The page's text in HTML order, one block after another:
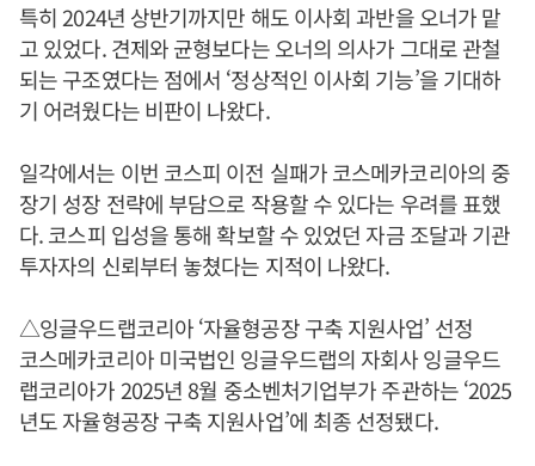
특히 2024년 상반기까지만 해도 이사회 과반을 오너가 맡
고 있었다. 견제와 균형보다는 오너의 의사가 그대로 관철
되는 구조였다는 점에서 ‘정상적인 이사회 기능’을 기대하
기 어려웠다는 비판이 나왔다.
일각에서는 이번 코스피 이전 실패가 코스메카코리아의 중
장기 성장 전략에 부담으로 작용할 수 있다는 우려를 표했
다. 코스피 입성을 통해 확보할 수 있었던 자금 조달과 기관
투자자의 신뢰부터 놓쳤다는 지적이 나왔다.
△잉글우드랩코리아 ‘자율형공장 구축 지원사업’ 선정
코스메카코리아 미국법인 잉글우드랩의 자회사 잉글우드
랩코리아가 2025년 8월 중소벤처기업부가 주관하는 ‘2025
년도 자율형공장 구축 지원사업’에 최종 선정됐다.